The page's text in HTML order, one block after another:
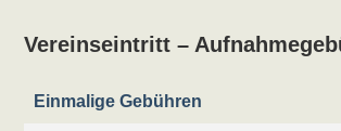
Vereinseintritt –
Einmalige Gebühren